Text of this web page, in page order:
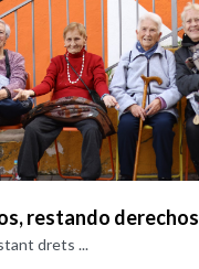
restando derechos
drets ...